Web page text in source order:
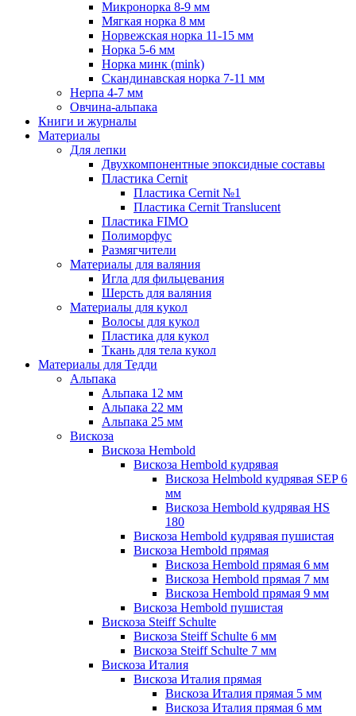
Микронорка 8-9 мм
Мягкая норка 8 мм
Норвежская норка 11-15 мм
Норка 5-6 мм
Норка минк (mink)
Скандинавская норка 7-11 мм
Нерпа 4-7 мм
Овчина-альпака
Книги и журналы
Материалы
Для лепки
Двухкомпонентные эпоксидные составы
Пластика Cernit
Пластика Cernit №1
Пластика Cernit Translucent
Пластика FIMO
Полиморфус
Размягчители
Материалы для валяния
Игла для фильцевания
Шерсть для валяния
Материалы для кукол
Волосы для кукол
Пластика для кукол
Ткань для тела кукол
Материалы для Тедди
Альпака
Альпака 12 мм
Альпака 22 мм
Альпака 25 мм
Вискоза
Вискоза Hembold
Вискоза Hembold кудрявая
Вискоза Helmbold кудрявая SEP 6
мм
Вискоза Hembold кудрявая HS
180
Вискоза Hembold кудрявая пушистая
Вискоза Hembold прямая
Вискоза Hembold прямая 6 мм
Вискоза Hembold прямая 7 мм
Вискоза Hembold прямая 9 мм
Вискоза Hembold пушистая
Вискоза Steiff Schulte
Вискоза Steiff Schulte 6 мм
Вискоза Steiff Schulte 7 мм
Вискоза Италия
Вискоза Италия прямая
Вискоза Италия прямая 5 мм
Вискоза Италия прямая 6 мм